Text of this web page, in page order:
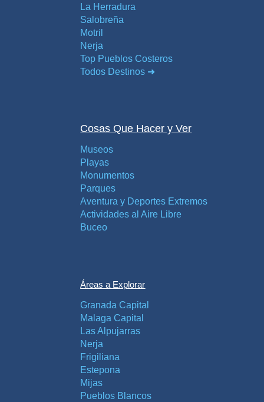
La Herradura
Salobreña
Motril
Nerja
Top Pueblos Costeros
Todos Destinos ➜
Cosas Que Hacer y Ver
Museos
Playas
Monumentos
Parques
Aventura y Deportes Extremos
Actividades al Aire Libre
Buceo
Áreas a Explorar
Granada Capital
Malaga Capital
Las Alpujarras
Nerja
Frigiliana
Estepona
Mijas
Pueblos Blancos